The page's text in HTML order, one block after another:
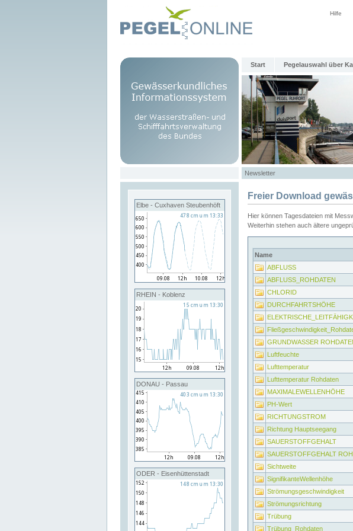
Hilfe
Start Pegelauswahl über
Newsletter
Elbe - Cuxhaven Steubenhöft
RHEIN - Koblenz
DONAU - Passau
ODER - Eisenhüttenstadt
Freier Download
Hier können Tagesdateien mit
Weiterhin stehen auch ältere
Name
ABFLUSS
ABFLUSS_ROHDATEN
CHLORID
DURCHFAHRTSHÖHE
GRUNDWASSER
Luftfeuchte
Lufttemperatur
Lufttemperatur Rohdaten
MAXIMALEWELLENHÖHE
PH-Wert
RICHTUNGSTROM
Richtung Hauptseegang
SAUERSTOFFGEHALT
SAUERSTOFFGEHALT
Sichtweite
SignifikanteWellenhöhe
Strömungsgeschwindigkeit
Strömungsrichtung
Trübung
Trübung_Rohdaten